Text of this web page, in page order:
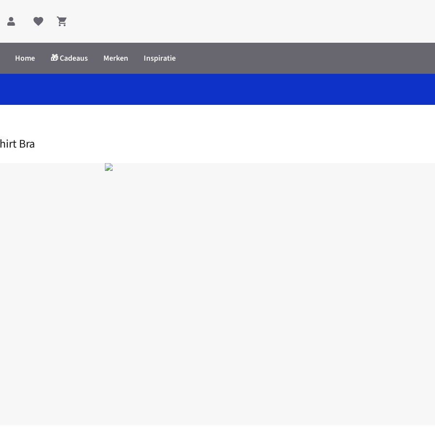
Shopping cart
Home 🎁 Cadeaus Merken Inspiratie
Bra